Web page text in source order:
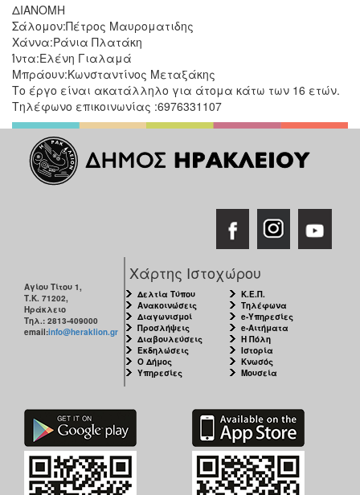
ΔΙΑΝΟΜΗ
Σάλομον:Πέτρος Μαυροματιδης
Χάννα:Ράνια Πλατάκη
Ίντα:Ελένη Γιαλαμά
Μπράουν:Κωνσταντίνος Μεταξάκης
Το έργο είναι ακατάλληλο για άτομα κάτω των 16 ετών.
Τηλέφωνο επικοινωνίας :6976331107
Αγίου Τίτου 1,
Τ.Κ. 71202,
Ηράκλειο
Τηλ.: 2813-409000
email:info@heraklion.gr
Χάρτης Ιστοχώρου
Δελτία Τύπου
Ανακοινώσεις
Διαγωνισμοί
Προσλήψεις
Διαβουλεύσεις
Εκδηλώσεις
Ο Δήμος
Υπηρεσίες
Κ.Ε.Π.
Τηλέφωνα
e-Υπηρεσίες
e-Αιτήματα
Η Πόλη
Ιστορία
Κνωσός
Μουσεία